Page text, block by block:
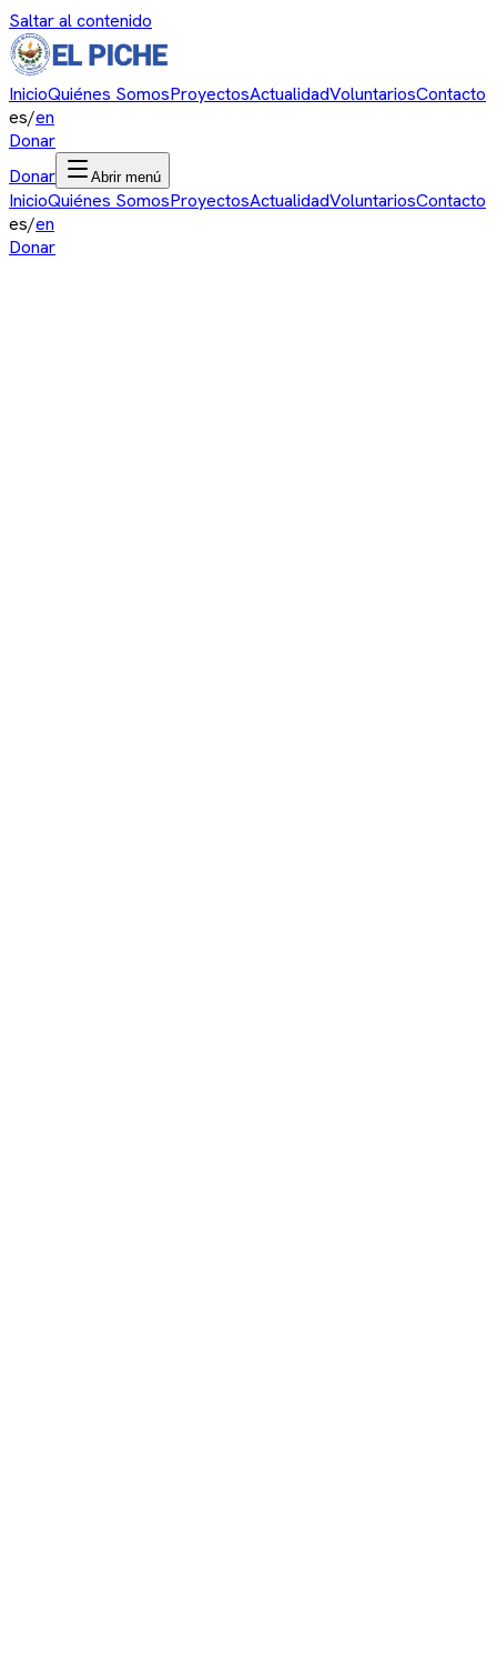
Saltar al contenido
InicioQuiénes SomosProyectosActualidadVoluntariosContacto
es/en
Donar
Donar
Abrir menú
InicioQuiénes SomosProyectosActualidadVoluntariosContacto
es/en
Donar